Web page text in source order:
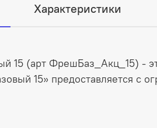
Характеристики
15 (арт ФрешБаз_Акц_15) -
15» предоставляется с